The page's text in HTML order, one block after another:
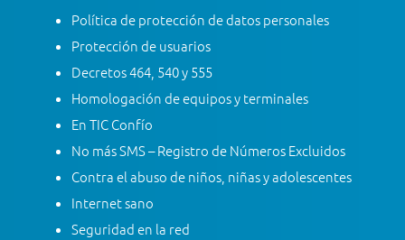
Política de protección de datos personales
Protección de usuarios
Decretos 464, 540 y 555
Homologación de equipos y terminales
En TIC Confío
No más SMS – Registro de Números Excluidos
Contra el abuso de niños, niñas y adolescentes
Internet sano
Seguridad en la red